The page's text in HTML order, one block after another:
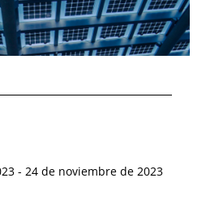
- 24 de noviembre de 2023